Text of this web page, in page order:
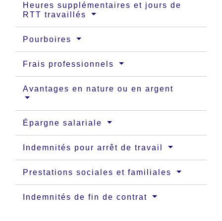
Heures supplémentaires et jours de
RTT travaillés
Pourboires
Frais professionnels
Avantages en nature ou en argent
Épargne salariale
Indemnités pour arrêt de travail
Prestations sociales et familiales
Indemnités de fin de contrat